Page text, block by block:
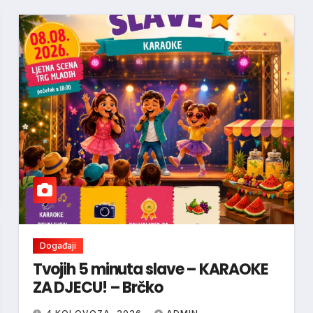
Događaji
Tvojih 5 minuta slave – KARAOKE
ZA DJECU! – Brčko